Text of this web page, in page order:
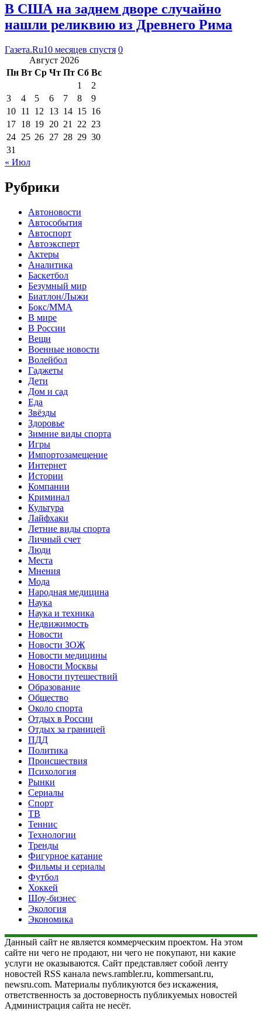
В США на заднем дворе случайно
нашли реликвию из Древнего Рима
Газета.Ru10 месяцев спустя 0
Август 2026
Пн Вт Ср Чт Пт Сб Вс
1
2
3
4 5 6 7 8
9
10 11 12 13 14 15 16
17 18 19 20 21 22 23
24 25 26 27 28 29 30
31
« Июл
Рубрики
Автоновости
Автособытия
Автоспорт
Автоэксперт
Актеры
Аналитика
Баскетбол
Безумный мир
Биатлон/Лыжи
Бокс/MMA
В мире
В России
Вещи
Военные новости
Волейбол
Гаджеты
Дети
Дом и сад
Еда
Звёзды
Здоровье
Зимние виды спорта
Игры
Импортозамещение
Интернет
Истории
Компании
Криминал
Культура
Лайфхаки
Летние виды спорта
Личный счет
Люди
Места
Мнения
Мода
Народная медицина
Наука
Наука и техника
Недвижимость
Новости
Новости ЗОЖ
Новости медицины
Новости Москвы
Новости путешествий
Образование
Общество
Около спорта
Отдых в России
Отдых за границей
ПДД
Политика
Происшествия
Психология
Рынки
Сериалы
Спорт
ТВ
Теннис
Технологии
Тренды
Фигурное катание
Фильмы и сериалы
Футбол
Хоккей
Шоу-бизнес
Экология
Экономика
Данный сайт не является коммерческим проектом. На этом
сайте ни чего не продают, ни чего не покупают, ни какие
услуги не оказываются. Сайт представляет собой ленту
новостей RSS канала news.rambler.ru, kommersant.ru,
newsru.com. Материалы публикуются без искажения,
ответственность за достоверность публикуемых новостей
Администрация сайта не несёт.